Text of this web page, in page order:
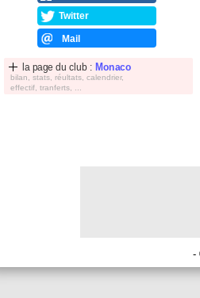
Twitter
Mail
la page du club : Monaco
bilan, stats, réultats, calendrier,
effectif, tranferts, ...
-